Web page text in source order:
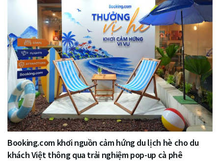
Booking.com khơi nguồn cảm hứng du lịch hè cho du
khách Việt thông qua trải nghiệm pop-up cà phê